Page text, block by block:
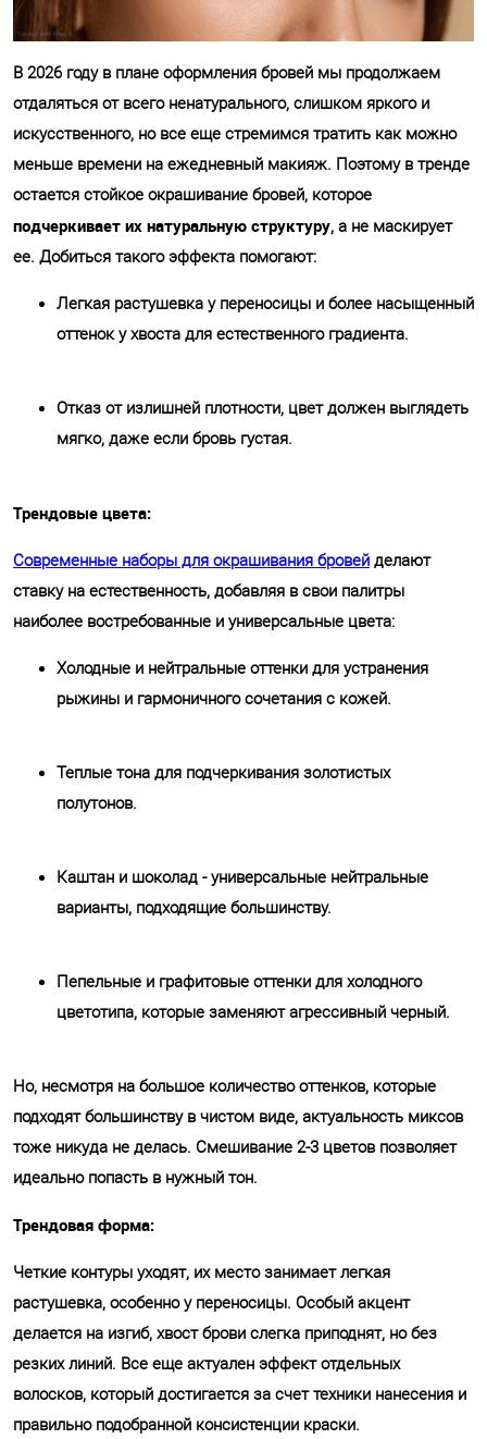
В 2026 году в плане оформления бровей мы продолжаем
отдаляться от всего ненатурального, слишком яркого и
искусственного, но все еще стремимся тратить как можно
меньше времени на ежедневный макияж. Поэтому в тренде
остается стойкое окрашивание бровей, которое
подчеркивает их натуральную структуру, а не маскирует
ее. Добиться такого эффекта помогают:
Легкая растушевка у переносицы и более насыщенный
оттенок у хвоста для естественного градиента.
Отказ от излишней плотности, цвет должен выглядеть
мягко, даже если бровь густая.
Трендовые цвета:
Современные наборы для окрашивания бровей делают
ставку на естественность, добавляя в свои палитры
наиболее востребованные и универсальные цвета:
Холодные и нейтральные оттенки для устранения
рыжины и гармоничного сочетания с кожей.
Теплые тона для подчеркивания золотистых
полутонов.
Каштан и шоколад - универсальные нейтральные
варианты, подходящие большинству.
Пепельные и графитовые оттенки для холодного
цветотипа, которые заменяют агрессивный черный.
Но, несмотря на большое количество оттенков, которые
подходят большинству в чистом виде, актуальность миксов
тоже никуда не делась. Смешивание 2-3 цветов позволяет
идеально попасть в нужный тон.
Трендовая форма:
Четкие контуры уходят, их место занимает легкая
растушевка, особенно у переносицы. Особый акцент
делается на изгиб, хвост брови слегка приподнят, но без
резких линий. Все еще актуален эффект отдельных
волосков, который достигается за счет техники нанесения и
правильно подобранной консистенции краски.